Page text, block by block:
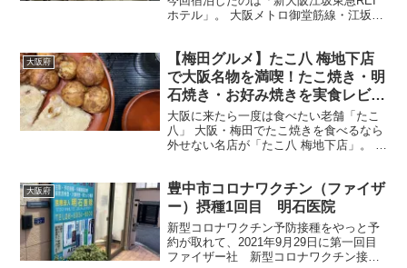
ホテル」。 大阪メトロ御堂筋線・江坂駅
出張や観光の拠点として人気のホテルで
す。 ホテル...
大阪府
【梅田グルメ】たこ八 梅地下店
で大阪名物を満喫！たこ焼き・明
石焼き・お好み焼きを実食レビュ
ー
大阪に来たら一度は食べたい老舗「たこ
八」 大阪・梅田でたこ焼きを食べるなら
外せない名店が「たこ八 梅地下店」。 ホ
抜群です。 創業以来、多くの地元の方や
観光客に愛され続...
大阪府
豊中市コロナワクチン（ファイザ
ー）摂種1回目 明石医院
新型コロナワクチン予防接種をやっと予
約が取れて、2021年9月29日に第一回目
ファイザー社 新型コロナワクチン接種